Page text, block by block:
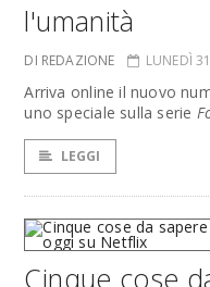
l'umanità
DI REDAZIONE LUNEDÌ
Arriva online il nuovo
uno speciale sulla serie
LEGGI
Cinque cose